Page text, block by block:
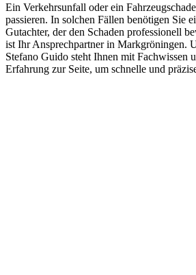
Ein Verkehrsunfall oder ein
passieren. In solchen Fällen benötigen Sie
Gutachter, der den Schaden professionell
ist Ihr Ansprechpartner in Markgröningen.
Stefano Guido steht Ihnen mit Fachwissen
Erfahrung zur Seite, um schnelle und